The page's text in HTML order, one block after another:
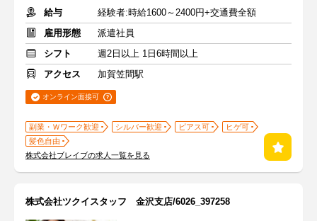
給与
経験者:時給1600～2400円+交通費全額
雇用形態
派遣社員
シフト
週2日以上 1日6時間以上
アクセス
加賀笠間駅
オンライン面接可
副業・Ｗワーク歓迎 シルバー歓迎 ピアス可
ヒゲ可
髪色自由
株式会社ブレイブの求人一覧を見る
株式会社ツクイスタッフ 金沢支店/6026_397258